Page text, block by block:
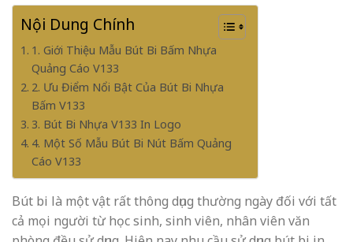
Nội Dung Chính
1. Giới Thiệu Mẫu Bút Bi Bấm Nhựa
Quảng Cáo V133
2. Ưu Điểm Nổi Bật Của Bút Bi Nhựa
Bấm V133
3. Bút Bi Nhựa V133 In Logo
4. Một Số Mẫu Bút Bi Nút Bấm Quảng
Cáo V133
Bút bi là một vật rất thông dụng thường ngày đối với tất
cả mọi người từ học sinh, sinh viên, nhân viên văn